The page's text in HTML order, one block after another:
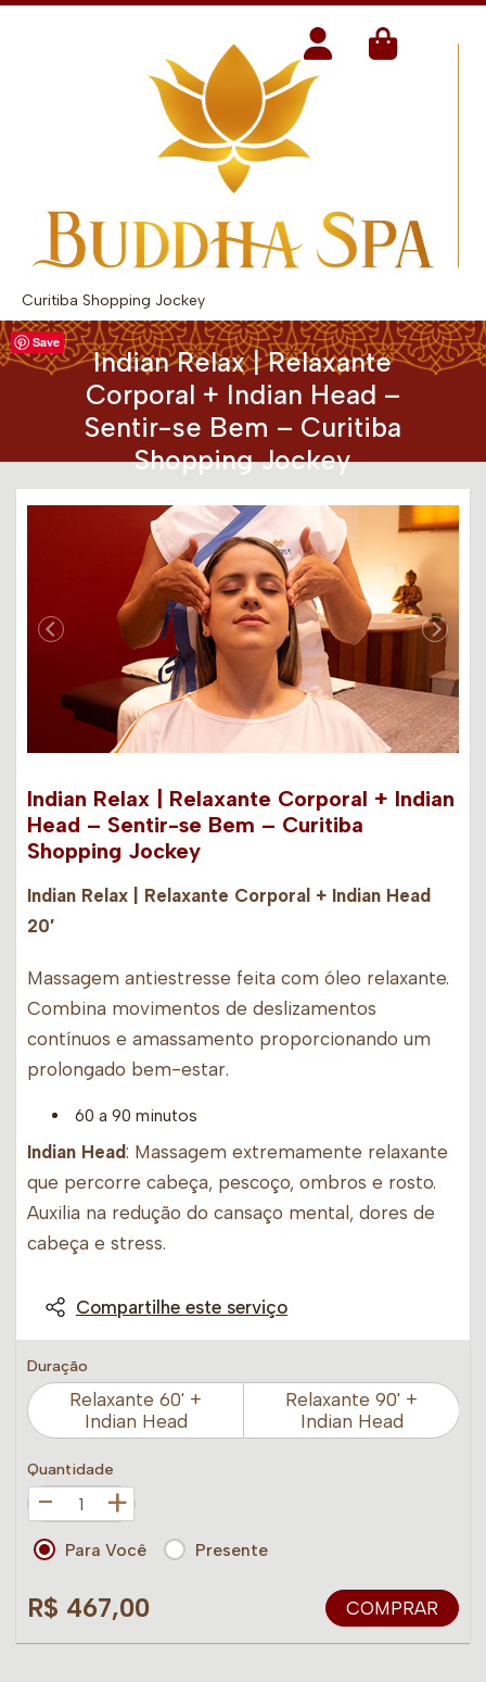
Curitiba Shopping Jockey
Indian Relax | Relaxante
Corporal + Indian Head –
Sentir-se Bem – Curitiba
Shopping Jockey
Save
Indian Relax | Relaxante Corporal + Indian
Head – Sentir-se Bem – Curitiba
Shopping Jockey
Indian Relax | Relaxante Corporal + Indian Head
20′
Massagem antiestresse feita com óleo relaxante.
Combina movimentos de deslizamentos
contínuos e amassamento proporcionando um
prolongado bem-estar.
60 a 90 minutos
Indian Head: Massagem extremamente relaxante
que percorre cabeça, pescoço, ombros e rosto.
Auxilia na redução do cansaço mental, dores de
cabeça e stress.
Compartilhe este serviço
Duração
Relaxante 60' +
Indian Head
Relaxante 90' +
Indian Head
Quantidade
+
Para Você Presente
R$ 467,00 COMPRAR